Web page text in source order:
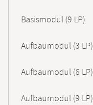
Basismodul (9 LP)
Aufbaumodul (3 LP)
Aufbaumodul (6 LP)
Aufbaumodul (9 LP)